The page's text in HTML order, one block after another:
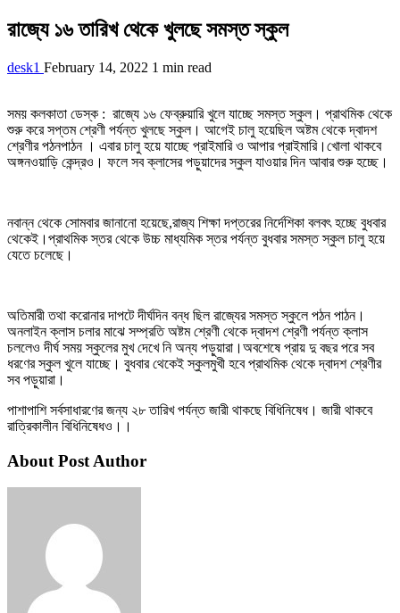
রাজ্যে ১৬ তারিখ থেকে খুলছে সমস্ত স্কুল
desk1 February 14, 2022 1 min read
সময় কলকাতা ডেস্ক : রাজ্যে ১৬ ফেব্রুয়ারি খুলে যাচ্ছে সমস্ত স্কুল। প্রাথমিক থেকে
শুরু করে সপ্তম শ্রেণী পর্যন্ত খুলছে স্কুল। আগেই চালু হয়েছিল অষ্টম থেকে দ্বাদশ
শ্রেণীর পঠনপাঠন । এবার চালু হয়ে যাচ্ছে প্রাইমারি ও আপার প্রাইমারি।খোলা থাকবে
অঙ্গনওয়াড়ি কেন্দ্রও। ফলে সব ক্লাসের পড়ুয়াদের স্কুল যাওয়ার দিন আবার শুরু হচ্ছে।
নবান্ন থেকে সোমবার জানানো হয়েছে,রাজ্য শিক্ষা দপ্তরের নির্দেশিকা বলবৎ হচ্ছে বুধবার
থেকেই।প্রাথমিক স্তর থেকে উচ্চ মাধ্যমিক স্তর পর্যন্ত বুধবার সমস্ত স্কুল চালু হয়ে
যেতে চলেছে।
অতিমারী তথা করোনার দাপটে দীর্ঘদিন বন্ধ ছিল রাজ্যের সমস্ত স্কুলে পঠন পাঠন।
অনলাইন ক্লাস চলার মাঝে সম্প্রতি অষ্টম শ্রেণী থেকে দ্বাদশ শ্রেণী পর্যন্ত ক্লাস
চললেও দীর্ঘ সময় স্কুলের মুখ দেখে নি অন্য পড়ুয়ারা।অবশেষে প্রায় দু বছর পরে সব
ধরণের স্কুল খুলে যাচ্ছে। বুধবার থেকেই স্কুলমুখী হবে প্রাথমিক থেকে দ্বাদশ শ্রেণীর
সব পড়ুয়ারা।
পাশাপাশি সর্বসাধারণের জন্য ২৮ তারিখ পর্যন্ত জারী থাকছে বিধিনিষেধ। জারী থাকবে
রাত্রিকালীন বিধিনিষেধও।।
About Post Author